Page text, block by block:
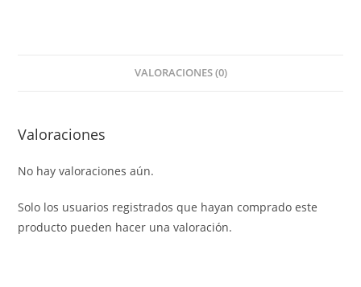
VALORACIONES (0)
Valoraciones
No hay valoraciones aún.
Solo los usuarios registrados que hayan comprado este
producto pueden hacer una valoración.